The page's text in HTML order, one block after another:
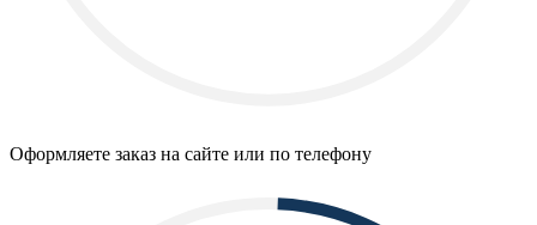
Оформляете заказ на сайте или по телефону